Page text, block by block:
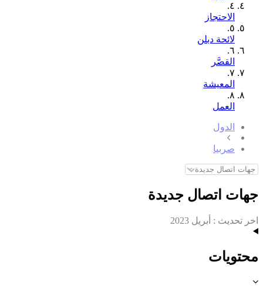
٤.
الاحتجاز
٥.
لائحة دبلن
٦.
القصَّر
٧.
المعيشة
٨.
العمل
الدول
صربيا
جهات اتصال جديدة
اخر تحديث : أبريل 2023
محتويات